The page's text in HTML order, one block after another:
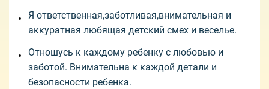
Я ответственная,заботливая,внимательная и
аккуратная любящая детский смех и веселье.
Отношусь к каждому ребенку с любовью и
заботой. Внимательна к каждой детали и
безопасности ребенка.